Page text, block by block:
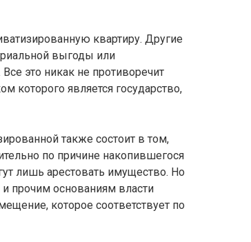
квартиру. Другие
выгоды или
это никак не противоречит
которого является государство,
также состоит в том,
по причине накопившегося
лишь арестовать имущество. Но
прочим основаниям власти
которое соответствует по